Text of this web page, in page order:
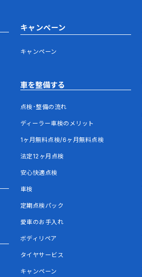
キャンペーン
キャンペーン
車を整備する
点検･整備の流れ
ディーラー車検のメリット
1ヶ月無料点検/6ヶ月無料点検
法定12ヶ月点検
安心快適点検
車検
定期点検パック
愛車のお手入れ
ボディリペア
タイヤサービス
キャンペーン